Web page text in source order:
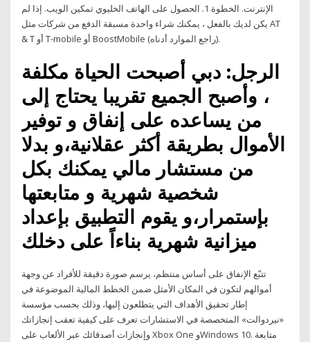
الإنترنت. الخطوة 1. الحصول على الهاتف الخليوي تمكين الويب. إذا لم
يكن لديك بالفعل ، يمكنك شراء واحدة مسبقة الدفع من شركات مثل AT
& T أو T-mobile أو BoostMobile (راجع الموارد أدناه).
الرجل: دبي أصبحت الحياة مكلفة
، وأصبح الجميع تقريبا يحتاج إلى
من يساعده على إنفاق و توفير
الأموال بطريقة أكثر عقلانية،و بدلا
من مستشار مالي يمكنك بكل
شخصية شهرية و متابعتها
بإستمرار،و يقوم التطبيق بإعداد
ميزانية شهرية بناءاً على دخلك
تتبّع الإنفاق على أساس منتظم، يرسم صورة دقيقة للأفراد عن وجهة
أموالهم لتكون في المكان الأمثل ضمن الخطط المالية الموضوعة في
إطار تحقيق الأهداف التي يتطلعون إليها، وذلك بحسب مؤسسة
«نيردوالت» المتخصصة في الاستشارات تعرف على كيفية تعقب إنجازاتك
وإنجازات أصدقائك عبر الألعاب على Xbox One وWindows 10. متابعة